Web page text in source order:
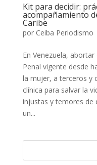
Kit para decidir:
acompañamiento
Caribe
por Ceiba Periodismo
En Venezuela,
Penal vigente desde
la mujer, a terceros y
clínica para salvar la
injustas y temores de
un...